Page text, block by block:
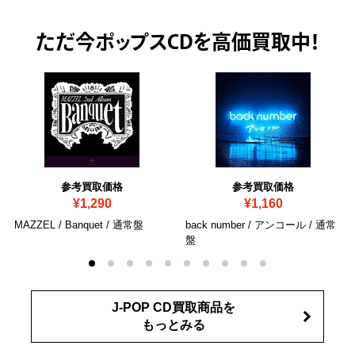
ただ今ポップスCDを高価買取中！
参考買取価格
¥1,290
MAZZEL / Banquet / 通常盤
参考買取価格
¥1,160
back number / アンコール / 通常
盤
J-POP CD買取商品を
もっとみる